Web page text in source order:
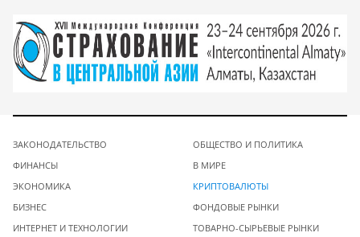
ЗАКОНОДАТЕЛЬСТВО
ФИНАНСЫ
ЭКОНОМИКА
БИЗНЕС
ИНТЕРНЕТ И ТЕХНОЛОГИИ
ОБЩЕСТВО И ПОЛИТИКА
В МИРЕ
КРИПТОВАЛЮТЫ
ФОНДОВЫЕ РЫНКИ
ТОВАРНО-СЫРЬЕВЫЕ РЫНКИ